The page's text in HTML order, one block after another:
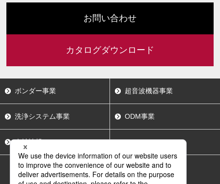
お問い合わせ
カタログダウンロード
ボンダー事業 超音波機器事業
洗浄システム事業 ODM事業
会社情報
採用情報